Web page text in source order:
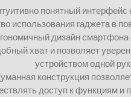
понятный интерфейс
использования гаджета в
дизайн смартфона
хват и позволяет
устройством одной
конструкция
доступ к функциям и